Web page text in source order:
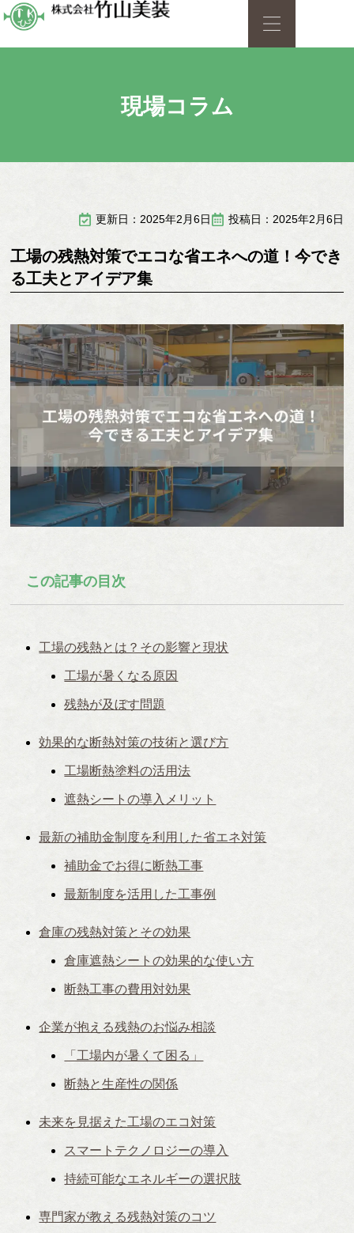
現場コラム
更新日：2025年2月6日 投稿日：2025年2月6日
工場の残熱対策でエコな省エネへの道！今でき
る工夫とアイデア集
この記事の目次
工場の残熱とは？その影響と現状
工場が暑くなる原因
残熱が及ぼす問題
効果的な断熱対策の技術と選び方
工場断熱塗料の活用法
遮熱シートの導入メリット
最新の補助金制度を利用した省エネ対策
補助金でお得に断熱工事
最新制度を活用した工事例
倉庫の残熱対策とその効果
倉庫遮熱シートの効果的な使い方
断熱工事の費用対効果
企業が抱える残熱のお悩み相談
「工場内が暑くて困る」
断熱と生産性の関係
未来を見据えた工場のエコ対策
スマートテクノロジーの導入
持続可能なエネルギーの選択肢
専門家が教える残熱対策のコツ